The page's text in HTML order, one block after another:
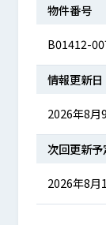
物件番号
B01412-
情報更新日
2026年8月
次回更新予
2026年8月